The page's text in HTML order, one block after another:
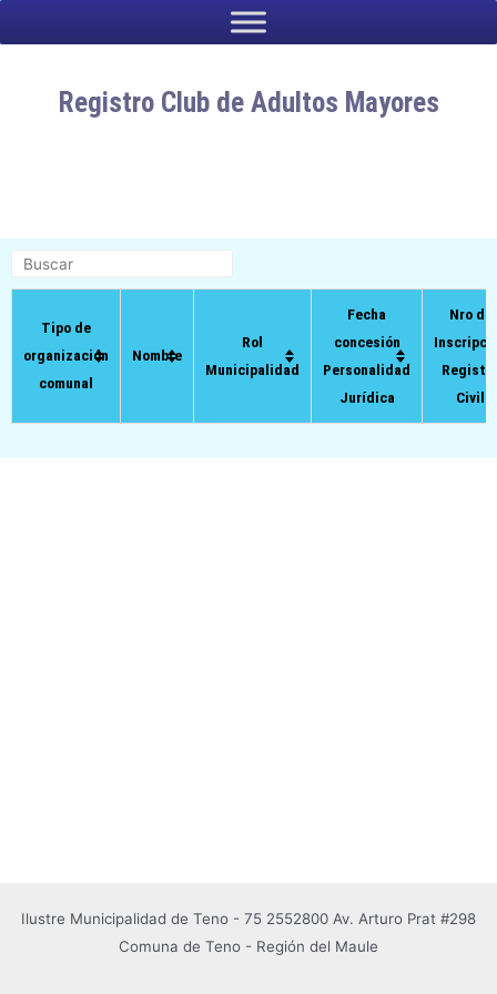
Registro Club de Adultos Mayores
Tipo de
organización
comunal
Nombre
Rol
Municipalidad
Fecha
concesión
Personalidad
Jurídica
Nro de
Civil
Ilustre Municipalidad de Teno - 75 2552800 Av. Arturo Prat #298
Comuna de Teno - Región del Maule